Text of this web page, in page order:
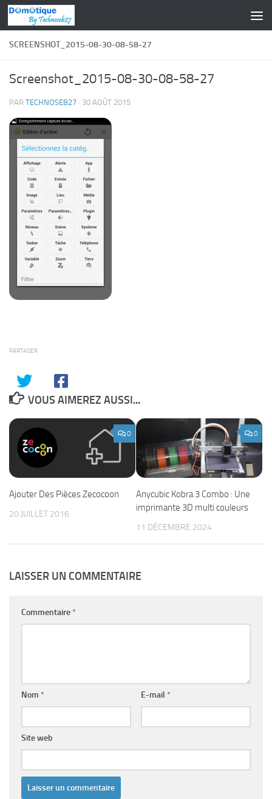
Skip to content
SCREENSHOT_2015-08-30-08-58-27
Screenshot_2015-08-30-08-58-27
PAR TECHNOSEB27 · 30 AOÛT 2015
PARTAGER
VOUS AIMEREZ AUSSI...
0
Ajouter Des Pièces Zecocoon
20 JUILLET 2016
0
Anycubic Kobra 3 Combo : Une
imprimante 3D multi couleurs
11 DÉCEMBRE 2024
LAISSER UN COMMENTAIRE
Commentaire*
Nom * E-mail *
Site web